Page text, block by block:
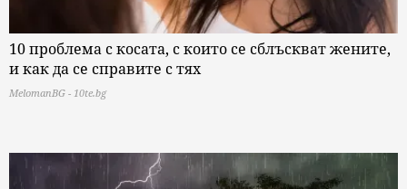
10 проблема с косата, с които се сблъскват жените,
и как да се справите с тях
MelomanBG - 10te.bg